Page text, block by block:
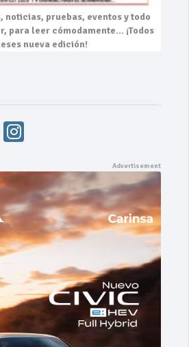
noticias, pruebas, eventosy todo
para leer cómodamente… ¡Todos
nueva edición!